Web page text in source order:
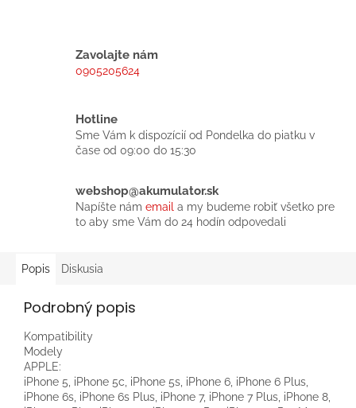
Zavolajte nám
0905205624
Hotline
Sme Vám k dispozícií od Pondelka do piatku v
čase od 09:00 do 15:30
webshop@akumulator.sk
Napíšte nám email a my budeme robiť všetko pre
to aby sme Vám do 24 hodín odpovedali
Popis Diskusia
Podrobný popis
Kompatibility
Modely
APPLE:
iPhone 5, iPhone 5c, iPhone 5s, iPhone 6, iPhone 6 Plus,
iPhone 6s, iPhone 6s Plus, iPhone 7, iPhone 7 Plus, iPhone 8,